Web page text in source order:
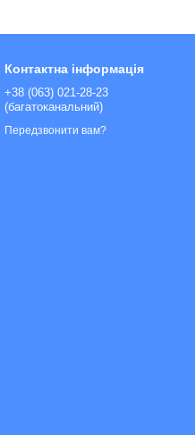
Контактна інформація
+38 (063) 021-28-23
(багатоканальний)
Передзвонити вам?